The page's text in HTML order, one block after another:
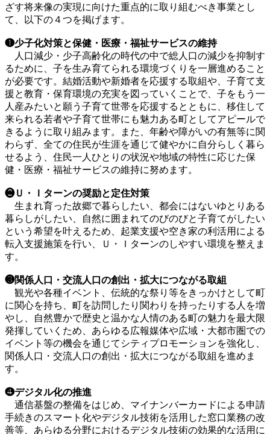
ざす将来像の実現に向けた重点的に取り組むべき事業とし
て、以下の４つを掲げます。
❶少子化対策と保健・医療・福祉サービスの維持
人口減少・少子高齢化の時代の中で総人口の減少を抑制す
るために、子を生み育てられる環境づくりを一層進めること
が必要です。結婚活動や新婚者を応援する取組や、子育て支
援と教育・保育環境の充実を図っていくことで、子をもう一
人産みたいと願う子育て世帯を応援するとともに、移住して
来られる若者や子育て世帯にも魅力ある町としてアピールで
きるように取り組みます。また、年齢や障がいの有無等に関
わらず、全ての住民が生涯を通じて健やかに自分らしく暮ら
せるよう、住民一人ひとりの状況や地域の特性に応じた保
健・医療・福祉サービスの維持に努めます。
❷Ｕ・Ｉターンの奨励と定住対策
生まれ育った故郷で暮らしたい、都会にはないゆとりある
暮らしがしたい、自然に囲まれてのびのびと子育てがしたい
という希望を叶えるため、起業支援や空き家の利活用による
転入支援施策を行い、Ｕ・Ｉターンのしやすい環境を整えま
す。
❸関係人口・交流人口の創出・拡大につながる取組
観光や各種イベント、伝統的な祭り等をきっかけとして町
に関心を持ち、町を訪問したり関わりを持ったりする人を増
やし、自然豊かで歴史と温かな人情のある町の魅力を最大限
発揮していくため、あらゆる広報媒体や広域・大都市圏での
イベント等の機会を通じてシティプロモーションを強化し、
関係人口・交流人口の創出・拡大につながる取組を進めま
す。
❹デジタル化の推進
通信基盤の整備をはじめ、マイナンバーカードによる申請
手続きのスマート化やデジタル技術を活用した窓口業務の改
善等、あらゆる分野におけるデジタル技術の効果的な活用に